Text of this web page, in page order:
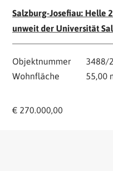
Salzburg-Josefiau: Helle
unweit der Universität
Objektnummer
3488/
Wohnfläche
55,00
€ 270.000,00